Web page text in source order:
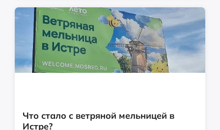
Что стало с ветряной мельницей в
Истре?